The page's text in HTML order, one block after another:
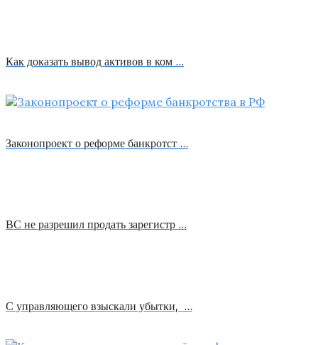
Как доказать вывод активов в ком …
Законопроект о реформе банкротст …
ВС не разрешил продать зарегистр …
С управляющего взыскали убытки, …